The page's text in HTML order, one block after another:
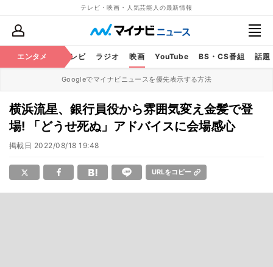
テレビ・映画・人気芸能人の最新情報
エンタメ
芸能 テレビ ラジオ 映画 YouTube BS・CS番組 話題
Googleでマイナビニュースを優先表示する方法
横浜流星、銀行員役から雰囲気変え金髪で登
場! 「どうせ死ぬ」アドバイスに会場感心
掲載日 2022/08/18 19:48
URLをコピー